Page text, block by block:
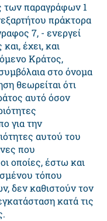
των παραγράφων 1
πράκτορα
7, - ενεργεί
έχει, και
Κράτος,
στο όνομα
θεωρείται ότι
αυτό όσον
για την
αυτού του
που
οποίες, έστω και
τόπου
δεν καθιστούν τον
κατά τις